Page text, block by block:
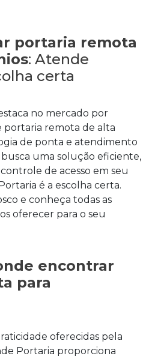
portaria remota
: Atende
certa
no mercado por
portaria remota de alta
de ponta e atendimento
uma solução eficiente,
de acesso em seu
é a escolha certa.
e conheça todas as
oferecer para o seu
encontrar
para
oferecidas pela
Portaria proporciona